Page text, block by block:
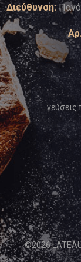
Διεύθυνση:
…γεύσεις
©2026